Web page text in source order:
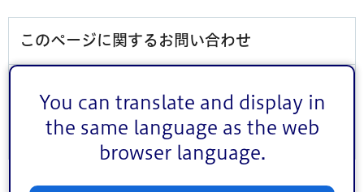
You can translate and display in
the same language as the web
browser language.
このページに関するお問い合わせ